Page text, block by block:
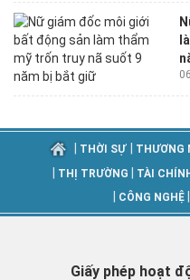
THỜI SỰ THƯƠNG
THỊ TRƯỜNG TÀI
CÔNG NGHỆ
Giấy phép hoạt